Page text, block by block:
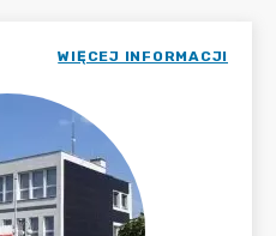
WIĘCEJ INFORMACJI